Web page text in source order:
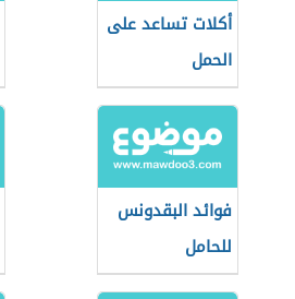
أكلات تساعد على
الحمل
فوائد البقدونس
للحامل